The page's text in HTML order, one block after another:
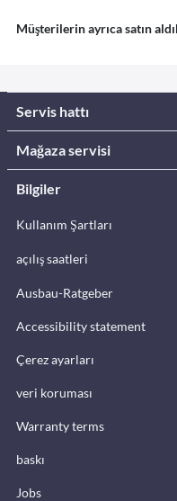
Müşterilerin ayrıca satın
Servis hattı
Mağaza servisi
Bilgiler
Kullanım Şartları
açılış saatleri
Ausbau-Ratgeber
Accessibility statement
Çerez ayarları
veri koruması
Warranty terms
baskı
Jobs